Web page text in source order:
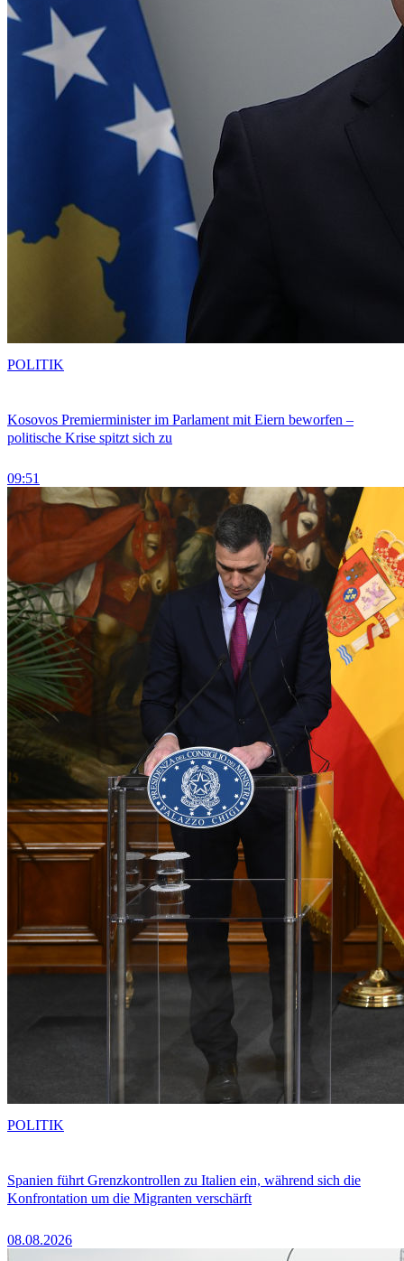
Kosovos Premierminister im Parlament mit Eiern beworfen –
politische Krise spitzt sich zu
09:51
POLITIK
Spanien führt Grenzkontrollen zu Italien ein, während sich die
Konfrontation um die Migranten verschärft
08.08.2026
POLITIK